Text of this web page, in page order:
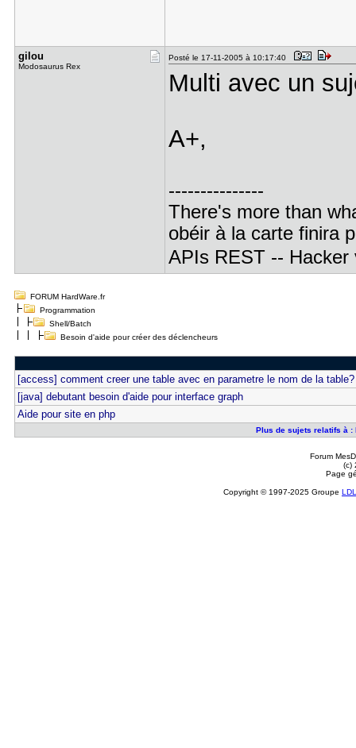
gilou
Modosaurus Rex
Posté le 17-11-2005 à 10:17:40
Multi avec un
A+,
---------------
There's more than
obéir à la carte finira
APIs REST -- Hacker
FORUM HardWare.fr
Programmation
Shell/Batch
Besoin d'aide pour créer des déclencheurs
[access] comment creer une table avec en parametre le nom de la table?
[java] debutant besoin d'aide pour interface graph
Aide pour site en php
Plus de sujets relatifs à :
Forum
(c)
Page
Copyright © 1997-2025 Groupe